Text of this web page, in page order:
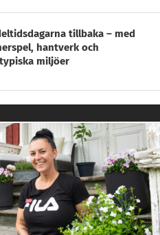
tillbaka – med
hantverk och
miljöer